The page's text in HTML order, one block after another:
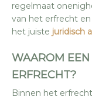
regelmaat
van het erfrecht
het juiste juridisch
WAAROM
ERFRECHT?
Binnen het